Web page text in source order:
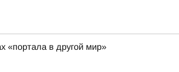
«портала в другой мир»